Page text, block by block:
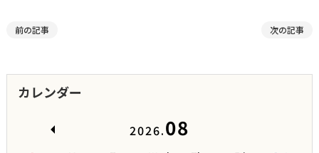
前の記事 次の記事
カレンダー
2026.08